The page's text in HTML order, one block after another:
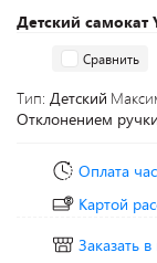
Детский самокат
Сравнить
Тип: Детский
Отклонением ручки
Оплата
Картой
Заказать